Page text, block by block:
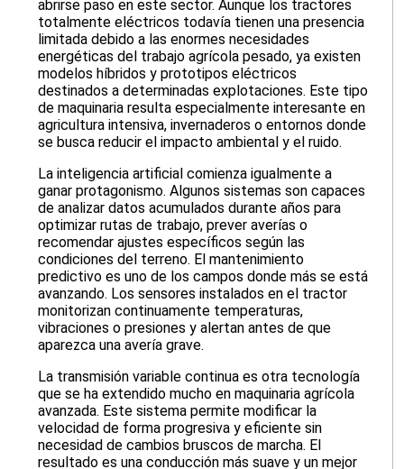
abrirse paso en este sector. Aunque los tractores
totalmente eléctricos todavía tienen una presencia
limitada debido a las enormes necesidades
energéticas del trabajo agrícola pesado, ya existen
modelos híbridos y prototipos eléctricos
destinados a determinadas explotaciones. Este tipo
de maquinaria resulta especialmente interesante en
agricultura intensiva, invernaderos o entornos donde
se busca reducir el impacto ambiental y el ruido.
La inteligencia artificial comienza igualmente a
ganar protagonismo. Algunos sistemas son capaces
de analizar datos acumulados durante años para
optimizar rutas de trabajo, prever averías o
recomendar ajustes específicos según las
condiciones del terreno. El mantenimiento
predictivo es uno de los campos donde más se está
avanzando. Los sensores instalados en el tractor
monitorizan continuamente temperaturas,
vibraciones o presiones y alertan antes de que
aparezca una avería grave.
La transmisión variable continua es otra tecnología
que se ha extendido mucho en maquinaria agrícola
avanzada. Este sistema permite modificar la
velocidad de forma progresiva y eficiente sin
necesidad de cambios bruscos de marcha. El
resultado es una conducción más suave y un mejor